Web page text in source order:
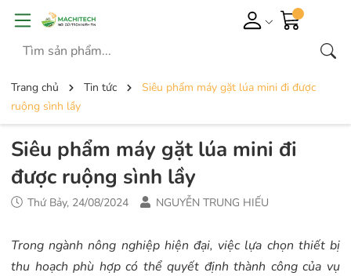
Trang chủ Tin tức
Siêu phẩm máy gặt lúa mini đi được
ruộng sình lầy
Siêu phẩm máy gặt lúa mini đi
được ruộng sình lầy
Thứ Bảy, 24/08/2024 NGUYỄN TRUNG HIẾU
Trong ngành nông nghiệp hiện đại, việc lựa chọn thiết bị
thu hoạch phù hợp có thể quyết định thành công của vụ